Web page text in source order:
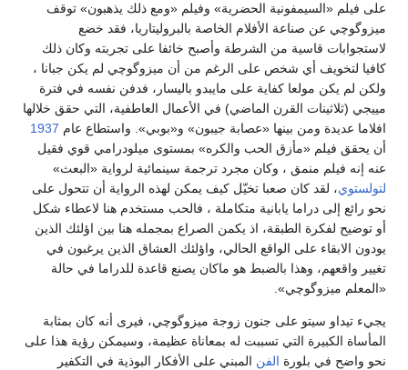
على فيلم «السيمفونية الحضرية» وفيلم «ومع ذلك يذهبون» توقف
ميزوگوچي عن صناعة الأفلام الخاصة بالبروليتاريا، فقد خضع
لاستجوابات قاسية من الشرطة وأصبح خائفا على تجربته وكان ذلك
كافيا لتخويف أي شخص على الرغم من أن ميزوگوچي لم يكن جبانا ،
ولكن لم يكن مولعا كفاية على مايبدو باليسار، فدفن نفسه في فترة
مييجي (ثلاثينات القرن الماضي) في الأعمال العاطفية، التي حقق خلالها
افلاما عديدة ومن بينها «عصابة جيبون» و«بوبي». واستطاع عام 1937
أن يحقق فيلم «مأزق الحب والكره» بمستوى ميلودرامي قوي فقيل
عنه إنه فيلم منمق ، وكان مجرد ترجمة سينمائية لرواية «البعث»
لتولستوي، لقد كان صعبا تخيّل كيف يمكن لهذه الرواية أن تتحول على
نحو رائع إلى دراما يابانية متكاملة ، فالحب مستخدم هنا لاعطاء شكل
أو توضيح لفكرة الطبقة، اذ يكمن الصراع بمجمله هنا بين اؤلئك الذين
يودون الابقاء على الواقع الحالي، واؤلئك العشاق الذين يرغبون في
تغيير واقعهم، وهذا بالضبط هو ماكان يصنع قاعدة للدراما في حالة
«المعلم ميزوگوچي».
يجيء تيداو سيتو على جنون زوجة ميزوگوچي، فيرى أنه كان بمثابة
المأساة الكبيرة التي تسببت له بمعاناة عظيمة، وسيمكن رؤية هذا على
نحو واضح في بلورة الفن المبني على الأفكار البوذية في التكفير